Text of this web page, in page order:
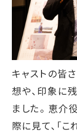
キャストの皆
想や、印象に
ました。 恵
際に見て、「